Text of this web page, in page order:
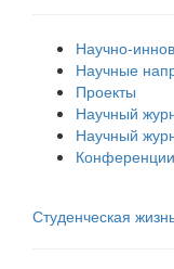
Научно-
Научные
Проекты
Научный
Научный
Конференции
Студенческая